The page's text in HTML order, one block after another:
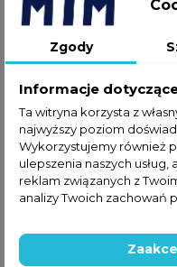
Jeżeli nie
zapraszamy
+48 22 228
Zgody
Informacje
Ta witryna korzysta z
najwyższy poziom
Wykorzystujemy również
ulepszenia naszych
reklam związanych z
analizy Twoich zachowań